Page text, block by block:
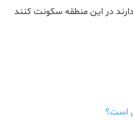
در این منطقه سکونت کنند